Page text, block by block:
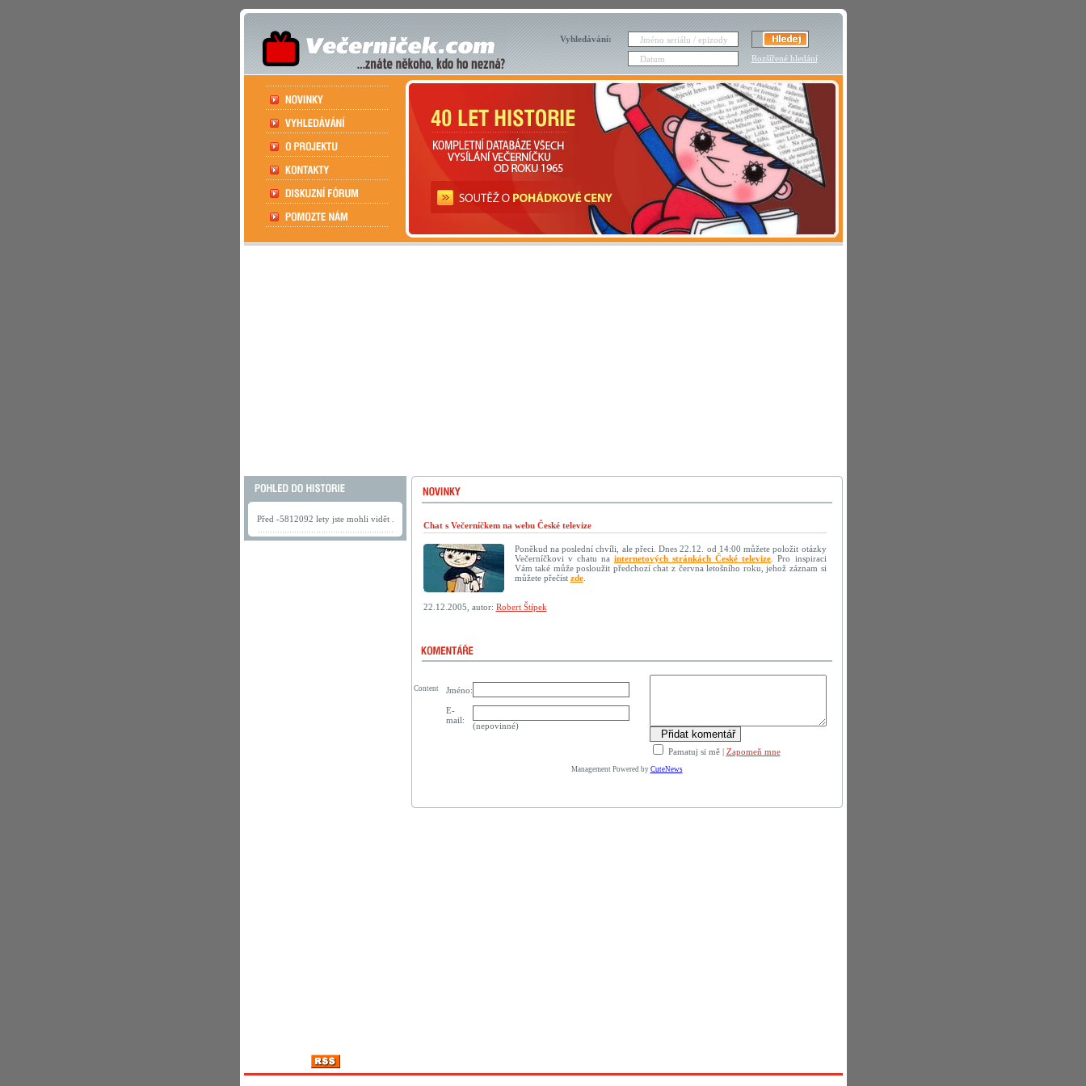
Vyhledávání:
Rozšířené hledání
Před -5812092 lety jste mohli vidět .
Chat s Večerníčkem na webu České televize
Poněkud na poslední chvíli, ale přeci. Dnes 22.12. od 14:00 můžete položit otázky
Večerníčkovi v chatu na internetových stránkách České televize . Pro inspiraci
Vám také může posloužit předchozí chat z června letošního roku, jehož záznam si
můžete přečíst zde.
22.12.2005, autor: Robert Štípek
Jméno:
Pamatuj si mě| Zapomeň mne
E-
mail:
(nepovinné)
Content
Management Powered by CuteNews